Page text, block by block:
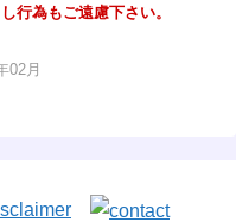
行為もご遠慮下さい。
02月